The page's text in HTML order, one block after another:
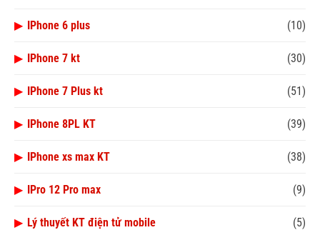
▶ IPhone 6 plus (10)
▶ IPhone 7 kt (30)
▶ IPhone 7 Plus kt (51)
▶ IPhone 8PL KT (39)
▶ IPhone xs max KT (38)
▶ IPro 12 Pro max (9)
▶ Lý thuyết KT điện tử mobile (5)